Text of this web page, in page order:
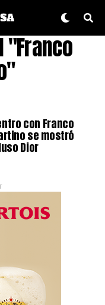
"Franco
con Franco
se mostró
Dior